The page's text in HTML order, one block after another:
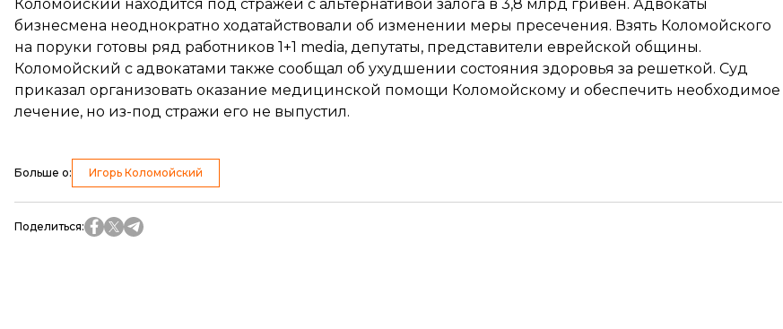
Коломойский находится под стражей с альтернативой залога в 3,8 млрд гривен. Адвокаты
бизнесмена неоднократно ходатайствовали об изменении меры пресечения. Взять Коломойского
на поруки готовы ряд работников 1+1 media, депутаты, представители еврейской общины.
Коломойский с адвокатами также сообщал об ухудшении состояния здоровья за решеткой. Суд
приказал организовать оказание медицинской помощи Коломойскому и обеспечить необходимое
лечение, но из-под стражи его не выпустил.
Больше о: Игорь Коломойский
Поделиться: